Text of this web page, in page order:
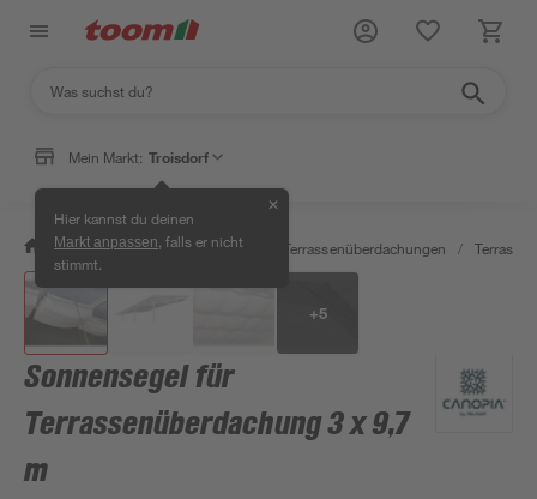
Mein Markt: Troisdorf
Hier kannst du deinen
Markt anpassen , falls er nicht
stimmt.
✕
/ Garten & Freizeit / Carports & Terrassenüberdachungen /
+5
Sonnensegel für
Terrassenüberdachung 3 x 9,7
m